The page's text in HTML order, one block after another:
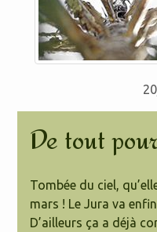
De tout
Tombée du ciel,
mars ! Le Jura va
D’ailleurs ça a déjà